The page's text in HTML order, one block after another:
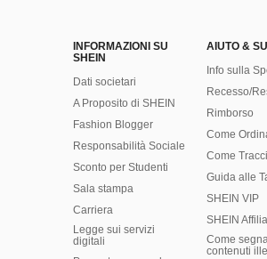
INFORMAZIONI SU
SHEIN
Dati societari
A Proposito di SHEIN
Fashion Blogger
Responsabilità Sociale
Sconto per Studenti
Sala stampa
Carriera
Legge sui servizi
digitali
AIUTO &
Info sulla
Recesso/
Rimborso
Come
Come
Guida alle
SHEIN VIP
SHEIN
Come
contenuti